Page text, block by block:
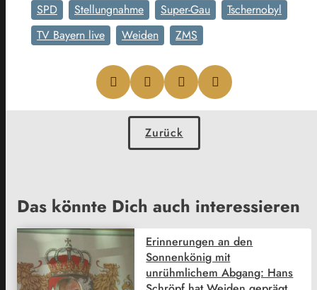
SPD
Stellungnahme Super-Gau
Tschernobyl
TV Bayern live
Weiden ZMS
Zurück
Das könnte Dich auch interessieren
Erinnerungen an den
Sonnenkönig mit
unrühmlichem Abgang: Hans